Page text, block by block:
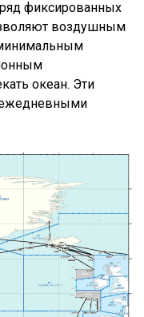
фиксированных
воздушным
океан. Эти